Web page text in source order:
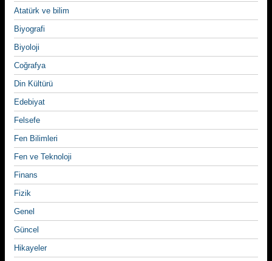
Atatürk ve bilim
Biyografi
Biyoloji
Coğrafya
Din Kültürü
Edebiyat
Felsefe
Fen Bilimleri
Fen ve Teknoloji
Finans
Fizik
Genel
Güncel
Hikayeler